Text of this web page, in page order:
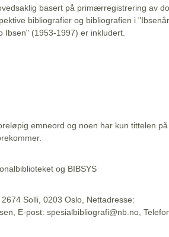
basert på primærregistrering av
bibliografier og bibliografien i
Ibsen" (1953-1997) er inkludert.
emneord og noen har kun tittelen
og BIBSYS
Solli, 0203 Oslo, Nettadresse:
E-post: spesialbibliografi@nb.no,